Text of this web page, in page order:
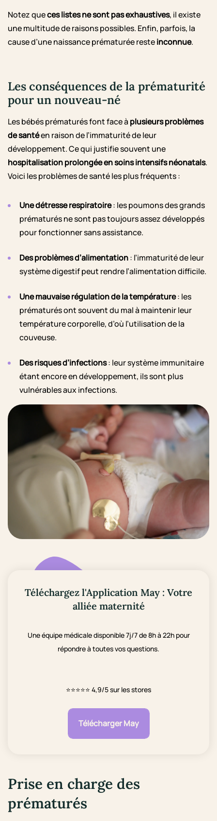
Notez queces listes ne sont pas exhaustives, il existe
une multitude de raisons possibles. Enfin, parfois, la
cause d’une naissance prématurée resteinconnue.
Les conséquences de la prématurité
pour un nouveau-né
Les bébés prématurés font face à plusieurs problèmes
de santéen raison de l’immaturité de leur
développement. Ce qui justifie souvent une
hospitalisation prolongée en soins intensifs néonatals.
Voici les problèmes de santé les plus fréquents :
Une détresse respiratoire: les poumons des grands
prématurés ne sont pas toujours assez développés
pour fonctionner sans assistance.
Des problèmes d’alimentation: l’immaturité de leur
système digestif peut rendre l’alimentation difficile.
Une mauvaise régulation de la température: les
prématurés ont souvent du mal à maintenir leur
température corporelle, d’où l’utilisation de la
couveuse.
Des risques d’infections: leur système immunitaire
étant encore en développement, ils sont plus
vulnérables aux infections.
Téléchargez l'Application May : Votre
alliée maternité
Une équipe médicale disponible 7j/7 de 8h à 22h pour
répondre à toutes vos questions.
⭐⭐⭐⭐⭐ 4,9/5 sur les stores
Télécharger May
Prise en charge des
prématurés